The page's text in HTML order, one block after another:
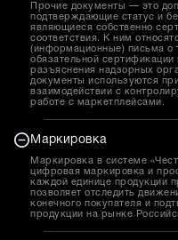
Прочие документы — это
подтверждающие статус и
являющиеся собственно
соответствия. К ним
(информационные) письма о
обязательной
разъяснения надзорных
документы используются
взаимодействии с
работе с маркетплейсами.
Маркировка
Маркировка в системе
цифровая маркировка и
каждой единице продукции
позволяет отследить
конечного покупателя и
продукции на рынке